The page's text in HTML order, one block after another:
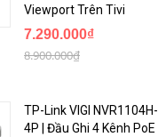
Viewport Trên Tivi
7.290.000₫
8.900.000₫
TP-Link VIGI NVR1104H-
4P | Đầu Ghi 4 Kênh PoE